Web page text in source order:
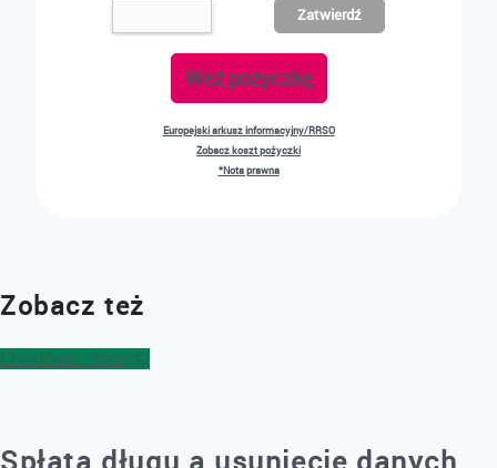
Zatwierdź
Europejski arkusz informacyjny/RRSO
Zobacz koszt pożyczki
*Nota prawna
Weź pożyczkę
Zobacz też
Chwilówki i kredyty